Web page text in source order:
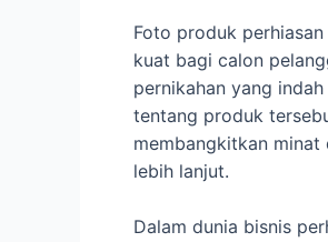
Foto produk
kuat bagi calon
pernikahan yang
tentang produk
membangkitkan minat
lebih lanjut.
Dalam dunia bisnis